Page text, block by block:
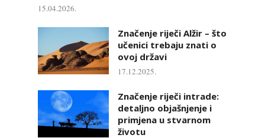
15.04.2026.
Značenje riječi Alžir – što
učenici trebaju znati o
ovoj državi
17.12.2025.
Značenje riječi intrade:
detaljno objašnjenje i
primjena u stvarnom
životu